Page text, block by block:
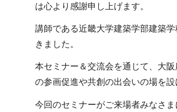
は心より感謝申し上げます。
講師である近畿大学建築学部建築
きました。
本セミナー＆交流会を通じて、大
の参画促進や共創の出会いの場を設
今回のセミナーがご来場者みなさ